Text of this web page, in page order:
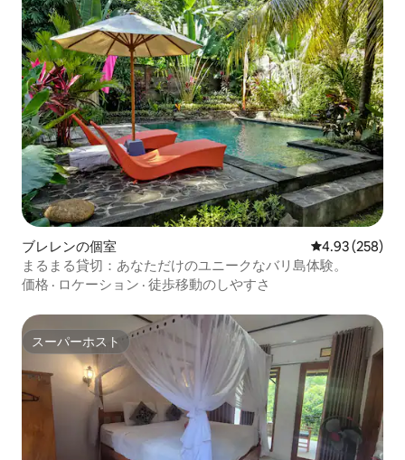
ブレレンの個室 レビュー258
4.93 (258)
まるまる貸切：あなただけのユニークなバリ島体験。
価格 · ロケーション · 徒歩移動のしやすさ
スーパーホスト
スーパーホスト